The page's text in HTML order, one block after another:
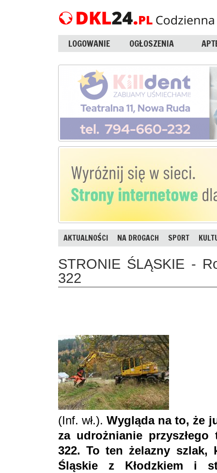
LOGOWANIE OGŁOSZENIA
AKTUALNOŚCI NA DROGACH SPORT
STRONIE ŚLĄSKIE -
322
(Inf. wł.).Wygląda na to, że
za udrożnianie
322. To ten żelazny szlak,
Śląskie z Kłodzkiem i